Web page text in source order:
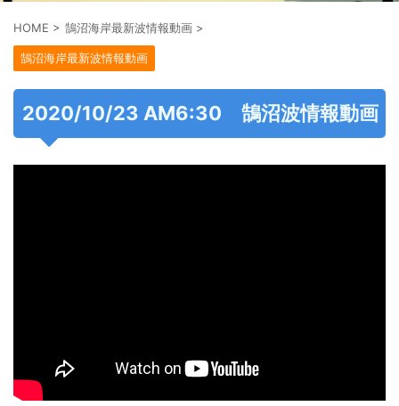
HOME > 鵠沼海岸最新波情報動画 >
鵠沼海岸最新波情報動画
2020/10/23 AM6:30 鵠沼波情報動画